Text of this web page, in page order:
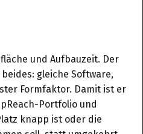
und Aufbauzeit. Der
gleiche Software,
Formfaktor. Damit ist er
Portfolio und
knapp ist oder die